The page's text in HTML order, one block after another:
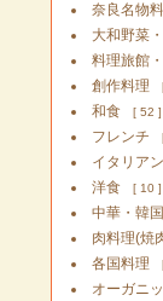
奈良名物
大和野菜
料理旅館
創作料理 [
和食 [ 52 ]
フレンチ [
イタリアン
洋食 [ 10 ]
中華・韓
肉料理(焼
各国料理 [
オーガニ